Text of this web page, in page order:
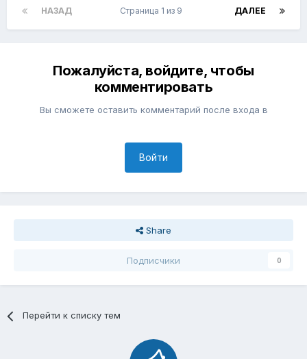
НАЗАД ДАЛЕЕ
Страница 1 из 9
Пожалуйста, войдите, чтобы
комментировать
Вы сможете оставить комментарий после входа в
Войти
Share
Подписчики 0
Перейти к списку тем